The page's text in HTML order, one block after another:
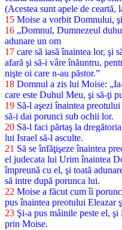
(Acestea sunt apele de ceartă,
15 Moise a vorbit Domnului,
16 „Domnul, Dumnezeul
adunare un om
17 care să iasă înaintea lor, şi
afară şi să-i vâre înăuntru,
nişte oi care n-au păstor.”
18 Domnul a zis lui Moise:
care este Duhul Meu, şi să-ţi
19 Să-l aşezi înaintea
să-i dai porunci sub ochii lor.
20 Să-l faci părtaş la
lui Israel să-l asculte.
21 Să se înfăţişeze înaintea
el judecata lui Urim înaintea
împreună cu el, şi toată
să intre după porunca lui.
22 Moise a făcut cum îi
pus înaintea preotului Eleazar
23 Şi-a pus mâinile peste el,
prin Moise.